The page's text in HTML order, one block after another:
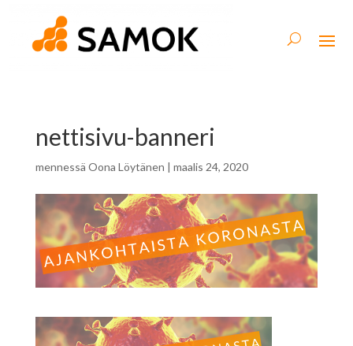
nettisivu-banneri
mennessä Oona Löytänen | maalis 24, 2020